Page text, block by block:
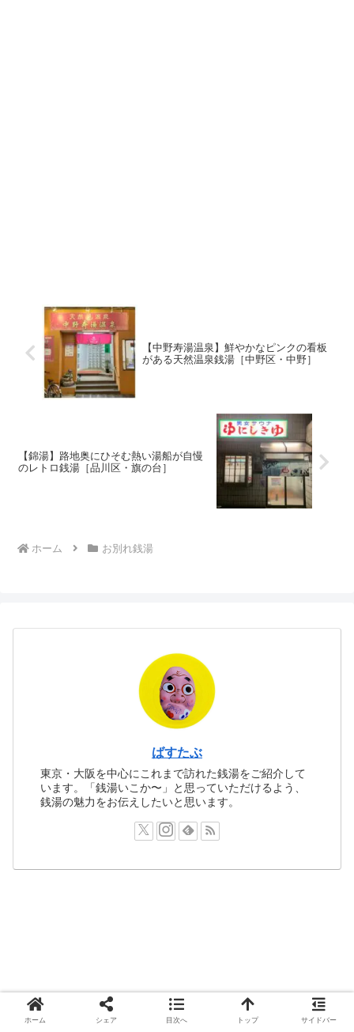
【中野寿湯温泉】鮮やかなピンクの看板
がある天然温泉銭湯［中野区・中野］
【錦湯】路地奥にひそむ熱い湯船が自慢
のレトロ銭湯［品川区・旗の台］
ホーム お別れ銭湯
ばすたぶ
東京・大阪を中心にこれまで訪れた銭湯をご紹介して
います。「銭湯いこか〜」と思っていただけるよう、
銭湯の魅力をお伝えしたいと思います。
ホーム シェア 目次へ トップ サイドバー